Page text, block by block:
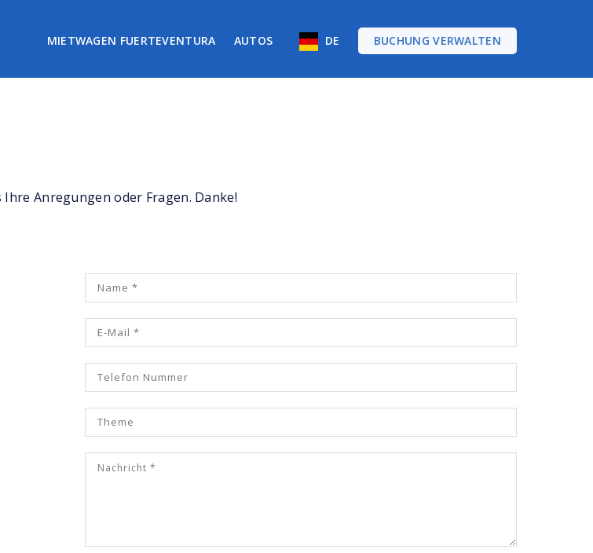
MIETWAGEN FUERTEVENTURA AUTOS DE BUCHUNG VERWALTEN
Ihre Anregungen oder Fragen. Danke!